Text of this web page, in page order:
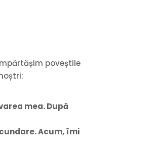
poveștile
mea. După
Acum, îmi